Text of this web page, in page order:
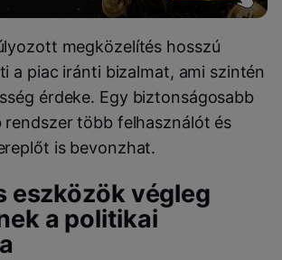
megközelítés hosszú
a piac iránti bizalmat, ami szintén
érdeke. Egy biztonságosabb
rendszer több felhasználót és
is bevonzhat.
eszközök végleg
a politikai